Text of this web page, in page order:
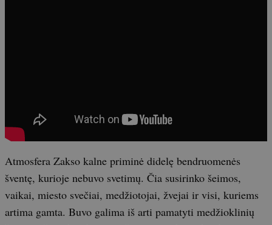
Atmosfera Zakso kalne priminė didelę bendruomenės
šventę, kurioje nebuvo svetimų. Čia susirinko šeimos,
vaikai, miesto svečiai, medžiotojai, žvejai ir visi, kuriems
artima gamta. Buvo galima iš arti pamatyti medžioklinių